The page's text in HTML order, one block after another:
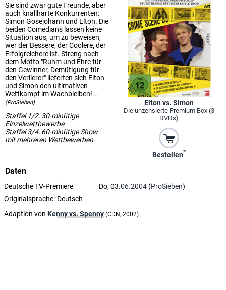
Elton vs. Simon
Die unzensierte Premium Box (3
DVDs)
Bestellen*
Sie sind zwar gute Freunde, aber
auch knallharte Konkurrenten:
Simon Gosejohann und Elton. Die
beiden Comedians lassen keine
Situation aus, um zu beweisen,
wer der Bessere, der Coolere, der
Erfolgreichere ist. Streng nach
dem Motto "Ruhm und Ehre für
den Gewinner, Demütigung für
den Verlierer" lieferten sich Elton
und Simon den ultimativen
Wettkampf im Wachbleiben!...
(ProSieben)
Staffel 1/2: 30-minütige
Einzelwettbewerbe
Staffel 3/4: 60-minütige Show
mit mehreren Wettbewerben
Daten
Deutsche TV-Premiere Do, 03.06.2004 (ProSieben)
Originalsprache: Deutsch
Adaption von Kenny vs. Spenny (CDN, 2002)